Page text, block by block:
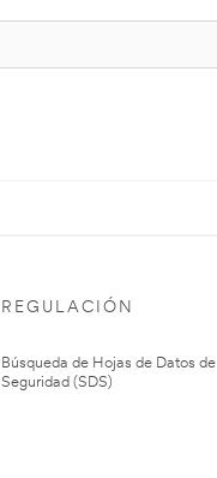
REGULACIÓN
Búsqueda de Hojas de Datos de
Seguridad (SDS)